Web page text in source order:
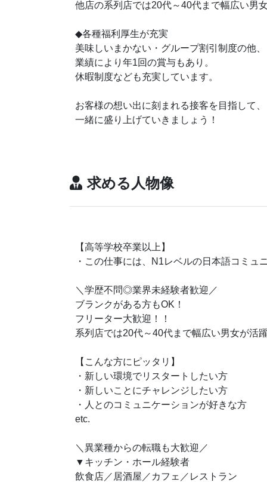
他店の系列店では20代～40代まで幅広い男
◆各種福利厚生が充実
美味しいまかない・グループ割引制度の他、
業績により年1回の賞与もあり。
休暇制度なども充実しています。
お客様の想い出に刻まれる接客を目指して、
一緒に盛り上げていきましょう！
求める人物像
【高等学校卒業以上】
・この仕事には、N1レベルの日本語コミュ
＼学歴不問◎業界未経験者歓迎／
ブランクがある方もOK！
フリーター大歓迎！！
系列店では20代～40代まで幅広い男女が活
【こんな方にピッタリ】
・新しい環境でリスタートしたい方
・新しいことにチャレンジしたい方
・人とのコミュニケーションが好きな方
etc.
＼異業種からの転職も大歓迎／
▼キッチン・ホール経験者
飲食店／居酒屋／カフェ／レストラン